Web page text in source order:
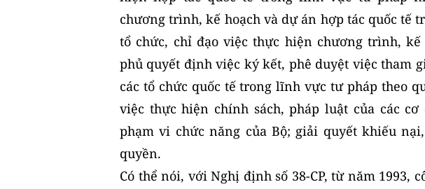
chương trình, kế hoạch và dự án hợp tác quốc tế
tổ chức, chỉ đạo việc thực hiện chương trình,
phủ quyết định việc ký kết, phê duyệt việc tham
các tổ chức quốc tế trong lĩnh vực tư pháp theo
việc thực hiện chính sách, pháp luật của các
phạm vi chức năng của Bộ; giải quyết khiếu
quyền.
Có thể nói, với Nghị định số 38-CP, từ năm 1993,